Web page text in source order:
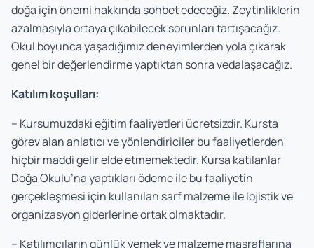
doğa için önemi hakkında sohbet edeceğiz. Zeytinliklerin
azalmasıyla ortaya çıkabilecek sorunları tartışacağız.
Okul boyunca yaşadığımız deneyimlerden yola çıkarak
genel bir değerlendirme yaptıktan sonra vedalaşacağız.
Katılım koşulları:
– Kursumuzdaki eğitim faaliyetleri ücretsizdir. Kursta
görev alan anlatıcı ve yönlendiriciler bu faaliyetlerden
hiçbir maddi gelir elde etmemektedir. Kursa katılanlar
Doğa Okulu’na yaptıkları ödeme ile bu faaliyetin
gerçekleşmesi için kullanılan sarf malzeme ile lojistik ve
organizasyon giderlerine ortak olmaktadır.
– Katılımcıların günlük yemek ve malzeme masraflarına